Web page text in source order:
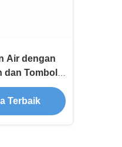
Air dengan
dan Tombol
Industri
Terbaik